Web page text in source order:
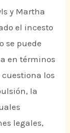
y Martha
el incesto
se puede
en términos
los
la
legales,